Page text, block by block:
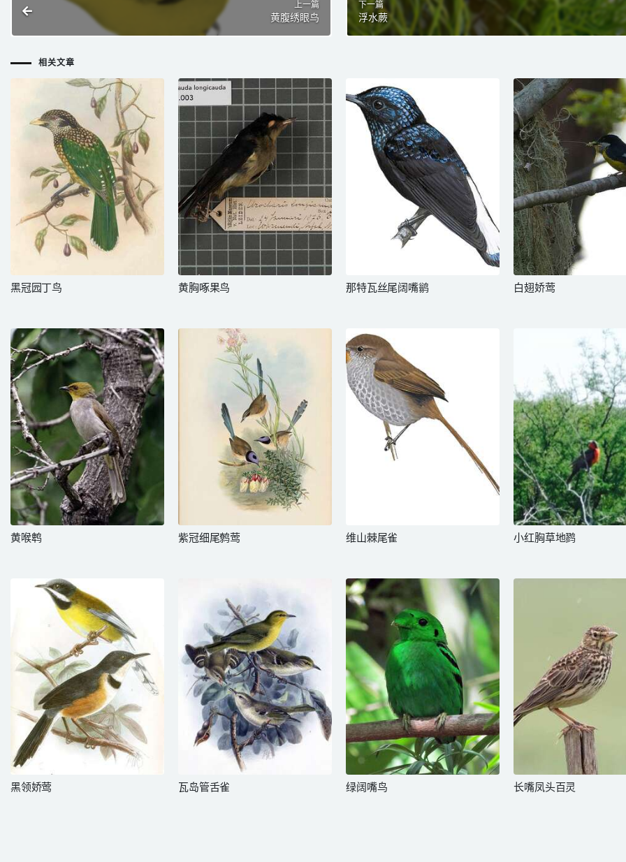
上一篇
黄腹绣眼鸟
下一篇
浮水蕨
相关文章
黑冠园丁鸟 黄胸啄果鸟 那特瓦丝尾阔嘴鹟 白翅娇莺
黄喉鹎 紫冠细尾鹩莺 维山棘尾雀 小红胸草地鹨
黑领娇莺 瓦岛管舌雀 绿阔嘴鸟 长嘴凤头百灵